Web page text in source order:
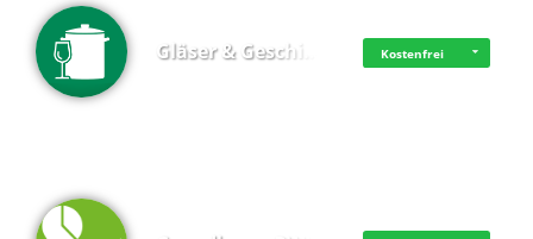
Gläser & Geschi… Kostenfrei